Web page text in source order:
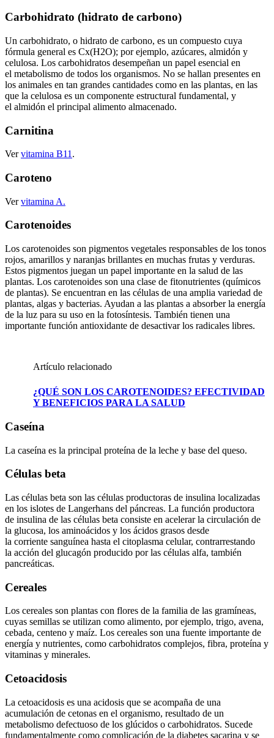
Carbohidrato (hidrato de carbono)
Un carbohidrato, o hidrato de carbono, es un compuesto cuya
fórmula general es Cx(H2O); por ejemplo, azúcares, almidón y
celulosa. Los carbohidratos desempeñan un papel esencial en
el metabolismo de todos los organismos. No se hallan presentes en
los animales en tan grandes cantidades como en las plantas, en las
que la celulosa es un componente estructural fundamental, y
el almidón el principal alimento almacenado.
Carnitina
Vervitamina B11 .
Caroteno
Vervitamina A.
Carotenoides
Los carotenoides son pigmentos vegetales responsables de los tonos
rojos, amarillos y naranjas brillantes en muchas frutas y verduras.
Estos pigmentos juegan un papel importante en la salud de las
plantas. Los carotenoides son una clase de fitonutrientes (químicos
de plantas). Se encuentran en las células de una amplia variedad de
plantas, algas y bacterias. Ayudan a las plantas a absorber la energía
de la luz para su uso en la fotosíntesis. También tienen una
importante función antioxidante de desactivar los radicales libres.
Artículo relacionado
¿QUÉ SON LOS CAROTENOIDES? EFECTIVIDAD
Y BENEFICIOS PARA LA SALUD
Caseína
La caseína es la principal proteína de la leche y base del queso.
Células beta
Las células beta son las células productoras de insulina localizadas
en los islotes de Langerhans del páncreas. La función productora
de insulina de las células beta consiste en acelerar la circulación de
la glucosa, los aminoácidos y los ácidos grasos desde
la corriente sanguínea hasta el citoplasma celular, contrarrestando
la acción del glucagón producido por las células alfa, también
pancreáticas.
Cereales
Los cereales son plantas con flores de la familia de las gramíneas,
cuyas semillas se utilizan como alimento, por ejemplo, trigo, avena,
cebada, centeno y maíz. Los cereales son una fuente importante de
energía y nutrientes, como carbohidratos complejos, fibra, proteína y
vitaminas y minerales.
Cetoacidosis
La cetoacidosis es una acidosis que se acompaña de una
acumulación de cetonas en el organismo, resultado de un
metabolismo defectuoso de los glúcidos o carbohidratos. Sucede
fundamentalmente como complicación de la diabetes sacarina y se